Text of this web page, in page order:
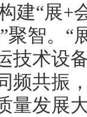
建“展+
聚智。“
技术设
频共振
量发展